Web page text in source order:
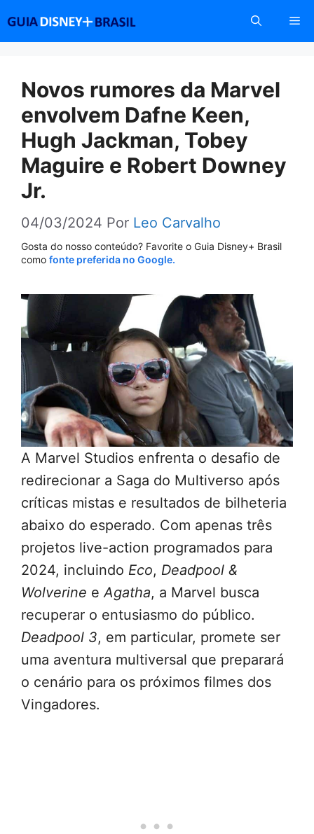
conteúdo
Novos rumores da Marvel
envolvem Dafne Keen,
Hugh Jackman, Tobey
Maguire e Robert Downey
Jr.
04/03/2024 Por Leo Carvalho
Gosta do nosso conteúdo? Favorite o Guia Disney+ Brasil
como fonte preferida no Google.
A Marvel Studios enfrenta o desafio de
redirecionar a Saga do Multiverso após
críticas mistas e resultados de bilheteria
abaixo do esperado. Com apenas três
projetos live-action programados para
2024, incluindo Eco, Deadpool &
Wolverine eAgatha, a Marvel busca
recuperar o entusiasmo do público.
Deadpool 3, em particular, promete ser
uma aventura multiversal que preparará
o cenário para os próximos filmes dos
Vingadores.